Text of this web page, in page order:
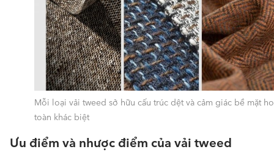
Mỗi loại vải tweed sở hữu cấu trúc dệt và cảm giác bề mặt
toàn khác biệt
Ưu điểm và nhược điểm của vải tweed